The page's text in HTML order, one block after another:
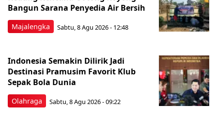
Majalengka
Bangun Sarana Penyedia Air Bersih
Sabtu, 8 Agu 2026 - 12:48
Olahraga
Indonesia Semakin Dilirik Jadi
Destinasi Pramusim Favorit Klub
Sepak Bola Dunia
Sabtu, 8 Agu 2026 - 09:22